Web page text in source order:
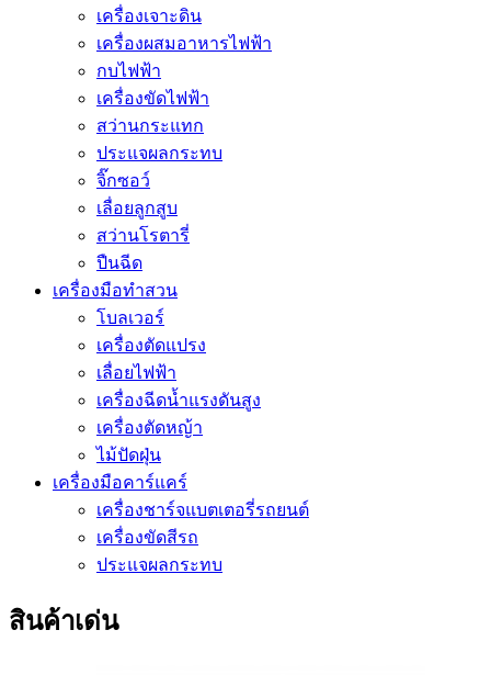
เครื่องเจาะดิน
เครื่องผสมอาหารไฟฟ้า
กบไฟฟ้า
เครื่องขัดไฟฟ้า
สว่านกระแทก
ประแจผลกระทบ
จิ๊กซอว์
เลื่อยลูกสูบ
สว่านโรตารี่
ปืนฉีด
เครื่องมือทำสวน
โบลเวอร์
เครื่องตัดแปรง
เลื่อยไฟฟ้า
เครื่องฉีดน้ำแรงดันสูง
เครื่องตัดหญ้า
ไม้ปัดฝุ่น
เครื่องมือคาร์แคร์
เครื่องชาร์จแบตเตอรี่รถยนต์
เครื่องขัดสีรถ
ประแจผลกระทบ
สินค้าเด่น